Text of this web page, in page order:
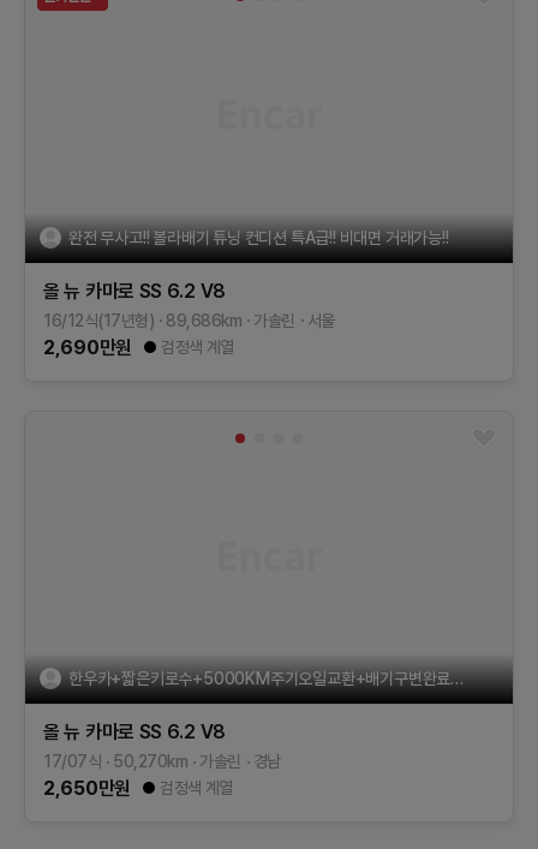
완전 무사고!! 볼라배기 튜닝 컨디션 특A급!! 비대면 거래가능!!
올 뉴 카마로 SS 6.2 V8
16/12식(17년형) 89,686km 가솔린 서울
2,690만원 검정색 계열
한우카+짧은키로수+5000KM주기오일교환+배기구변완료+경정비완료
올 뉴 카마로 SS 6.2 V8
17/07식 50,270km 가솔린 경남
2,650만원 검정색 계열